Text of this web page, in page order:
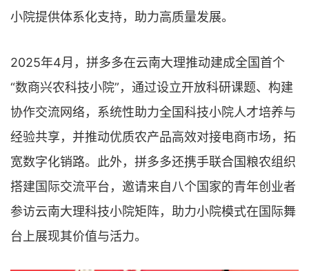
小院提供体系化支持，助力高质量发展。
2025年4月，拼多多在云南大理推动建成全国首个
“数商兴农科技小院”，通过设立开放科研课题、构建
协作交流网络，系统性助力全国科技小院人才培养与
经验共享，并推动优质农产品高效对接电商市场，拓
宽数字化销路。此外，拼多多还携手联合国粮农组织
搭建国际交流平台，邀请来自八个国家的青年创业者
参访云南大理科技小院矩阵，助力小院模式在国际舞
台上展现其价值与活力。